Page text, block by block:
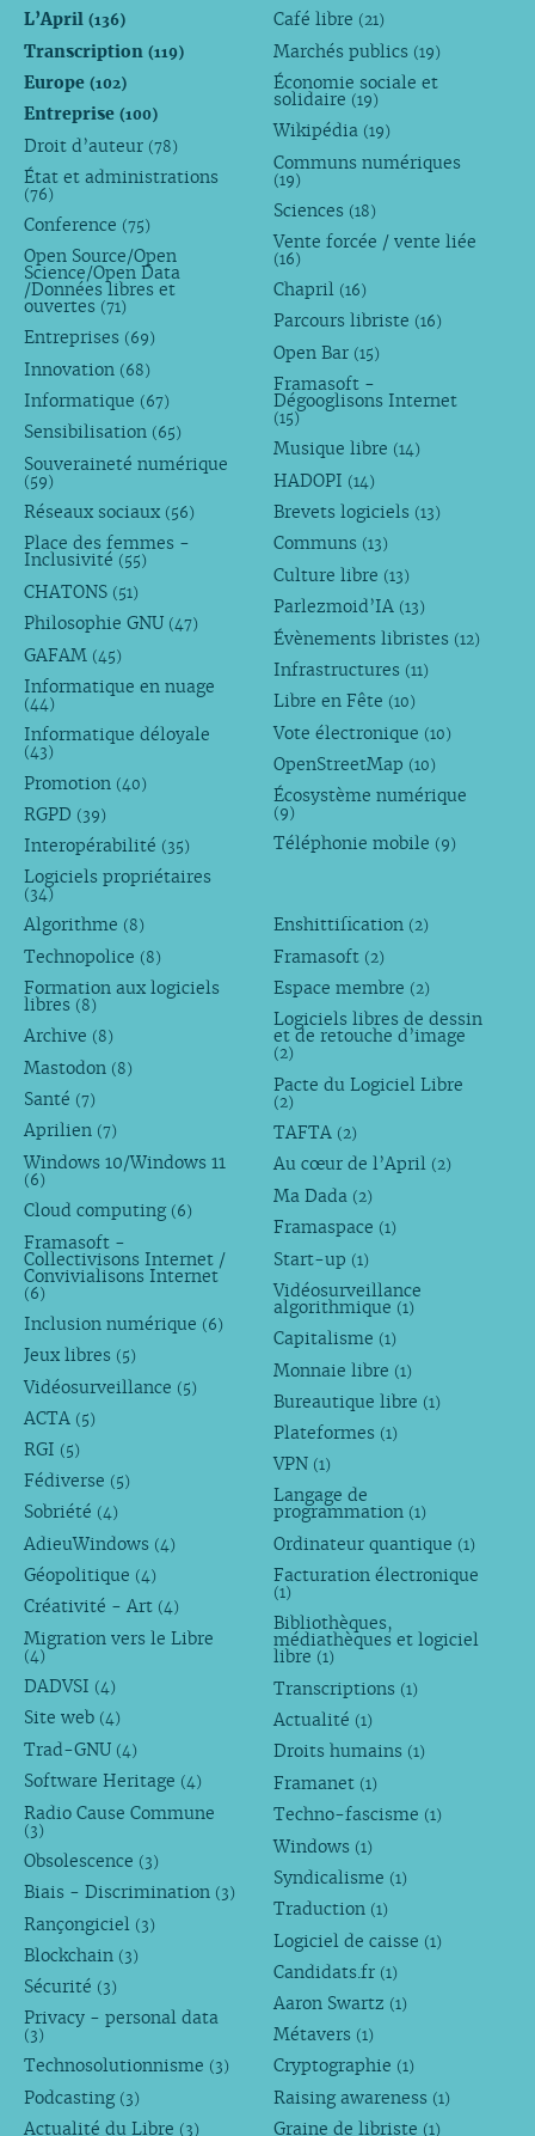
L’April (136)
Transcription (119)
Europe (102)
Entreprise (100)
Droit d’auteur (78)
État et administrations
(76)
Conference (75)
Open Source/Open
Science/Open Data
/Données libres et
ouvertes (71)
Entreprises (69)
Innovation (68)
Informatique (67)
Sensibilisation (65)
Souveraineté numérique
(59)
Réseaux sociaux (56)
Place des femmes -
Inclusivité (55)
CHATONS (51)
Philosophie GNU (47)
GAFAM (45)
Informatique en nuage
(44)
Informatique déloyale
(43)
Promotion (40)
RGPD (39)
Interopérabilité (35)
Logiciels propriétaires
(34)
Café libre (21)
Marchés publics (19)
Économie sociale et
solidaire (19)
Wikipédia (19)
Communs numériques
(19)
Sciences (18)
Vente forcée / vente liée
(16)
Chapril (16)
Parcours libriste (16)
Open Bar (15)
Framasoft -
Dégooglisons Internet
(15)
Musique libre (14)
HADOPI (14)
Brevets logiciels (13)
Communs (13)
Culture libre (13)
Parlezmoid’IA (13)
Évènements libristes (12)
Infrastructures (11)
Libre en Fête (10)
Vote électronique (10)
OpenStreetMap (10)
Écosystème numérique
(9)
Téléphonie mobile (9)
Algorithme (8)
Technopolice (8)
Formation aux logiciels
libres (8)
Archive (8)
Mastodon (8)
Santé (7)
Aprilien (7)
Windows 10/Windows 11
(6)
Cloud computing (6)
Framasoft -
Collectivisons Internet /
Convivialisons Internet
(6)
Inclusion numérique (6)
Jeux libres (5)
Vidéosurveillance (5)
ACTA (5)
RGI (5)
Fédiverse (5)
Sobriété (4)
AdieuWindows (4)
Géopolitique (4)
Créativité - Art (4)
Migration vers le Libre
(4)
DADVSI (4)
Site web (4)
Trad-GNU (4)
Software Heritage (4)
Radio Cause Commune
(3)
Obsolescence (3)
Biais - Discrimination (3)
Rançongiciel (3)
Blockchain (3)
Sécurité (3)
Privacy - personal data
(3)
Technosolutionnisme (3)
Podcasting (3)
Actualité du Libre (3)
Enshittification (2)
Framasoft (2)
Espace membre (2)
Logiciels libres de dessin
et de retouche d’image
(2)
Pacte du Logiciel Libre
(2)
TAFTA (2)
Au cœur de l’April (2)
Ma Dada (2)
Framaspace (1)
Start-up (1)
Vidéosurveillance
algorithmique (1)
Capitalisme (1)
Monnaie libre (1)
Bureautique libre (1)
Plateformes (1)
VPN (1)
Langage de
programmation (1)
Ordinateur quantique (1)
Facturation électronique
(1)
Bibliothèques,
médiathèques et logiciel
libre (1)
Transcriptions (1)
Actualité (1)
Droits humains (1)
Framanet (1)
Techno-fascisme (1)
Windows (1)
Syndicalisme (1)
Traduction (1)
Logiciel de caisse (1)
Candidats.fr (1)
Aaron Swartz (1)
Métavers (1)
Cryptographie (1)
Raising awareness (1)
Graine de libriste (1)